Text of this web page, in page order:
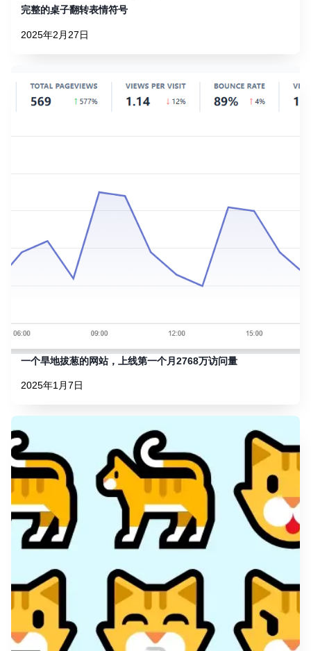
完整的桌子翻转表情符号
2025年2月27日
一个旱地拔葱的网站，上线第一个月2768万访问量
2025年1月7日